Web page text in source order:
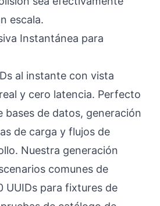
escala.
Instantánea para
al instante con vista
y cero latencia. Perfecto
bases de datos, generación
de carga y flujos de
Nuestra generación
comunes de
UUIDs para fixtures de